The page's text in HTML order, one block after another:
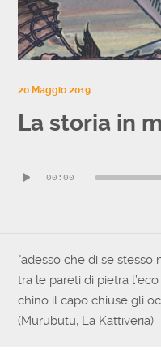
20 Maggio 2019
La storia in
Player00:00
"adesso che di se
tra le pareti di pietra
chino il capo chiuse gli
(Murubutu, La Kattiveria)